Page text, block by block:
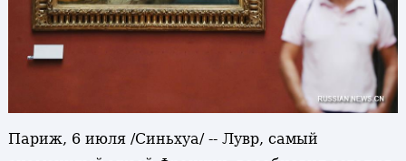
Париж, 6 июля /Синьхуа/ -- Лувр, самый